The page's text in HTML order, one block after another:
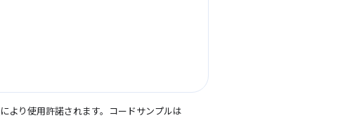
により使用許諾されます。コードサンプルは